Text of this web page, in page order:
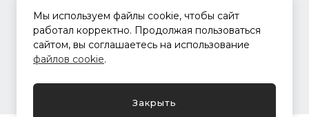
Политика конфиденциальности
Мы используем файлы cookie, чтобы сайт
работал корректно. Продолжая пользоваться
сайтом, вы соглашаетесь на использование
файлов cookie.
Закрыть